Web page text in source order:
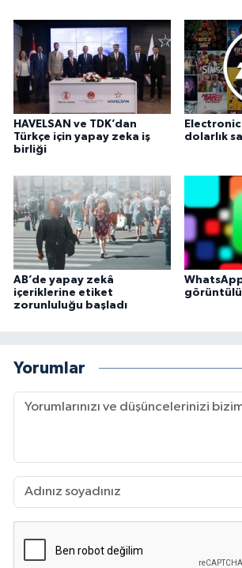
HAVELSAN ve TDK’dan
Türkçe için yapay zeka iş
birliği
Electronic
dolarlık
AB’de yapay zekâ
içeriklerine etiket
zorunluluğu başladı
Yorumlar